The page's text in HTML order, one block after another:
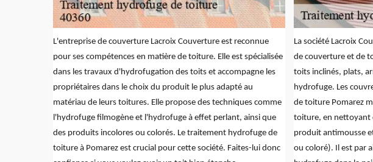
L'entreprise de couverture Lacroix Couverture est reconnue
pour ses compétences en matière de toiture. Elle est spécialisée
dans les travaux d'hydrofugation des toits et accompagne les
propriétaires dans le choix du produit le plus adapté au
matériau de leurs toitures. Elle propose des techniques comme
l'hydrofuge filmogène et l'hydrofuge à effet perlant, ainsi que
des produits incolores ou colorés. Le traitement hydrofuge de
toiture à Pomarez est crucial pour cette société. Faites-lui donc
La société Lacroix
de couverture et de
toits inclinés, plats,
hydrofuge. Les
de toiture Pomarez
toiture, en nettoyant
produit antimousse
ou coloré). Il est par